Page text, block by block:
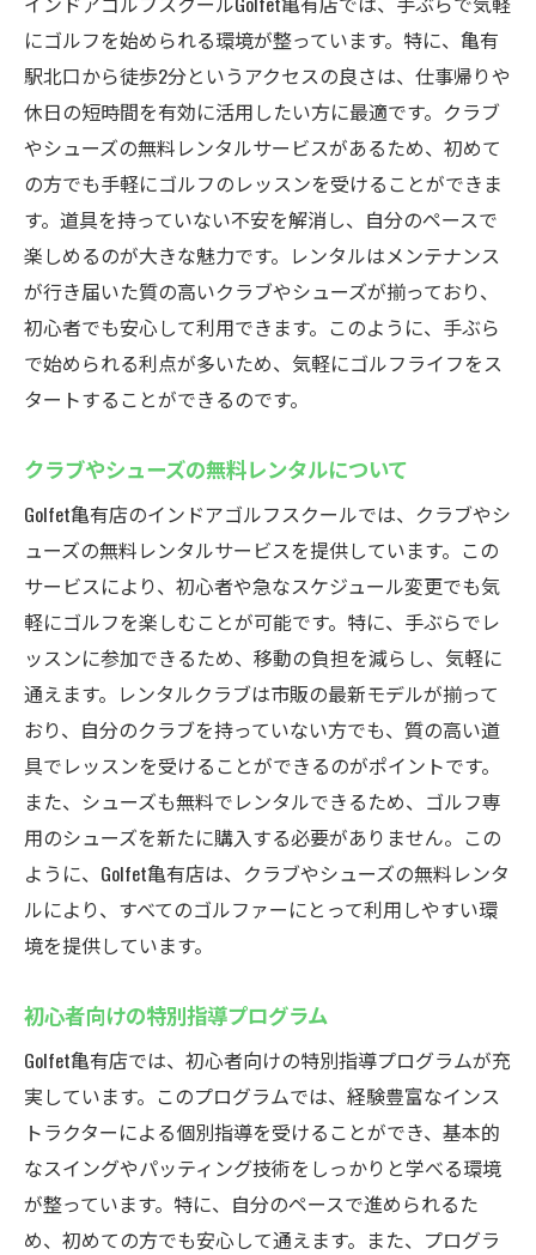
にゴルフを始められる環境が整っています。特に、亀有
駅北口から徒歩2分というアクセスの良さは、仕事帰りや
休日の短時間を有効に活用したい方に最適です。クラブ
やシューズの無料レンタルサービスがあるため、初めて
の方でも手軽にゴルフのレッスンを受けることができま
す。道具を持っていない不安を解消し、自分のペースで
楽しめるのが大きな魅力です。レンタルはメンテナンス
が行き届いた質の高いクラブやシューズが揃っており、
初心者でも安心して利用できます。このように、手ぶら
で始められる利点が多いため、気軽にゴルフライフをス
タートすることができるのです。
クラブやシューズの無料レンタルについて
Golfet亀有店のインドアゴルフスクールでは、クラブやシ
ューズの無料レンタルサービスを提供しています。この
サービスにより、初心者や急なスケジュール変更でも気
軽にゴルフを楽しむことが可能です。特に、手ぶらでレ
ッスンに参加できるため、移動の負担を減らし、気軽に
通えます。レンタルクラブは市販の最新モデルが揃って
おり、自分のクラブを持っていない方でも、質の高い道
具でレッスンを受けることができるのがポイントです。
また、シューズも無料でレンタルできるため、ゴルフ専
用のシューズを新たに購入する必要がありません。この
ように、Golfet亀有店は、クラブやシューズの無料レンタ
ルにより、すべてのゴルファーにとって利用しやすい環
境を提供しています。
初心者向けの特別指導プログラム
Golfet亀有店では、初心者向けの特別指導プログラムが充
実しています。このプログラムでは、経験豊富なインス
トラクターによる個別指導を受けることができ、基本的
なスイングやパッティング技術をしっかりと学べる環境
が整っています。特に、自分のペースで進められるた
め、初めての方でも安心して通えます。また、プログラ